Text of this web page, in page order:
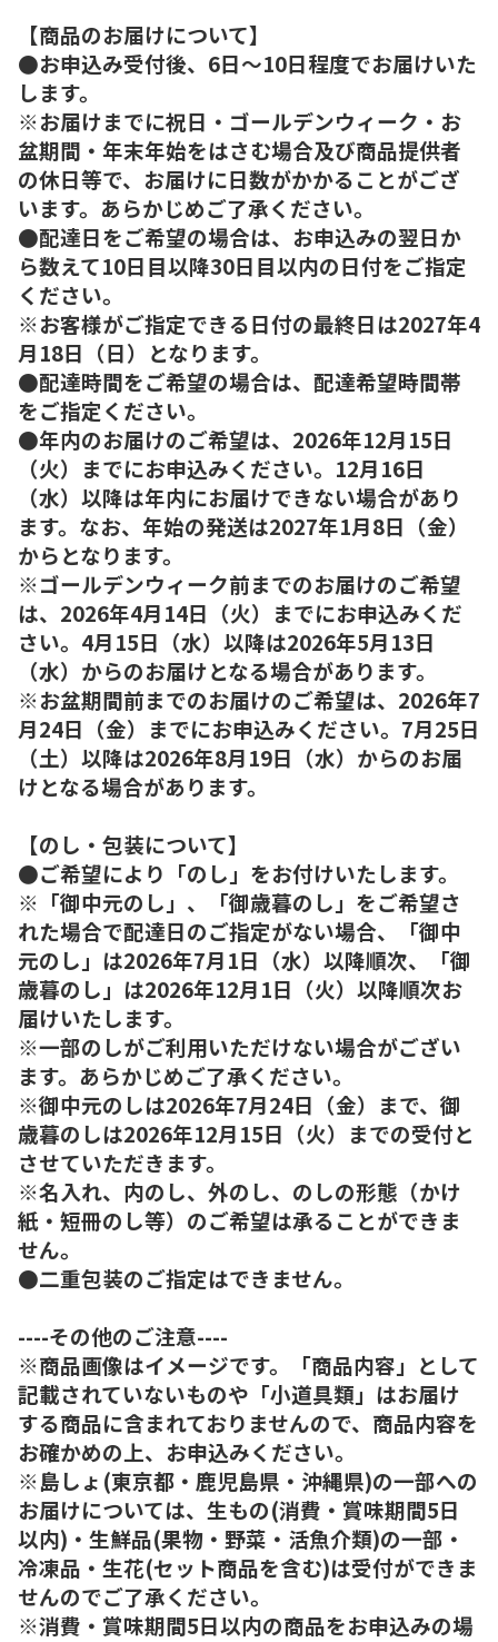
【商品のお届けについて】
●お申込み受付後、6日～10日程度でお届けいた
します。
※お届けまでに祝日・ゴールデンウィーク・お
盆期間・年末年始をはさむ場合及び商品提供者
の休日等で、お届けに日数がかかることがござ
います。あらかじめご了承ください。
●配達日をご希望の場合は、お申込みの翌日か
ら数えて10日目以降30日目以内の日付をご指定
ください。
※お客様がご指定できる日付の最終日は2027年4
月18日（日）となります。
●配達時間をご希望の場合は、配達希望時間帯
をご指定ください。
●年内のお届けのご希望は、2026年12月15日
（火）までにお申込みください。12月16日
（水）以降は年内にお届けできない場合があり
ます。なお、年始の発送は2027年1月8日（金）
からとなります。
※ゴールデンウィーク前までのお届けのご希望
は、2026年4月14日（火）までにお申込みくだ
さい。4月15日（水）以降は2026年5月13日
（水）からのお届けとなる場合があります。
※お盆期間前までのお届けのご希望は、2026年7
月24日（金）までにお申込みください。7月25日
（土）以降は2026年8月19日（水）からのお届
けとなる場合があります。
【のし・包装について】
●ご希望により「のし」をお付けいたします。
※「御中元のし」、「御歳暮のし」をご希望さ
れた場合で配達日のご指定がない場合、「御中
元のし」は2026年7月1日（水）以降順次、「御
歳暮のし」は2026年12月1日（火）以降順次お
届けいたします。
※一部のしがご利用いただけない場合がござい
ます。あらかじめご了承ください。
※御中元のしは2026年7月24日（金）まで、御
歳暮のしは2026年12月15日（火）までの受付と
させていただきます。
※名入れ、内のし、外のし、のしの形態（かけ
紙・短冊のし等）のご希望は承ることができま
せん。
●二重包装のご指定はできません。
----その他のご注意----
※商品画像はイメージです。「商品内容」として
記載されていないものや「小道具類」はお届け
する商品に含まれておりませんので、商品内容を
お確かめの上、お申込みください。
※島しょ(東京都・鹿児島県・沖縄県)の一部への
お届けについては、生もの(消費・賞味期間5日
以内)・生鮮品(果物・野菜・活魚介類)の一部・
冷凍品・生花(セット商品を含む)は受付ができま
せんのでご了承ください。
※消費・賞味期間5日以内の商品をお申込みの場